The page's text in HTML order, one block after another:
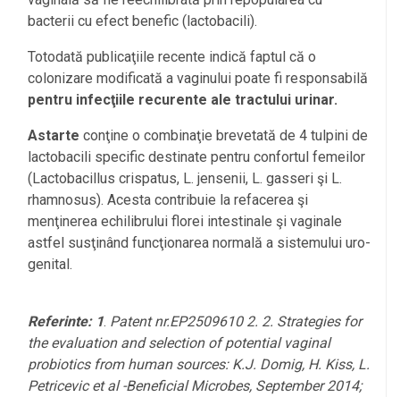
bacterii cu efect benefic (lactobacili).
Totodată publicaţiile recente indică faptul că o
colonizare modificată a vaginului poate fi responsabilă
pentru infecţiile recurente ale tractului urinar.
Astarte conţine o combinaţie brevetată de 4 tulpini de
lactobacili specific destinate pentru confortul femeilor
(Lactobacillus crispatus, L. jensenii, L. gasseri şi L.
rhamnosus). Acesta contribuie la refacerea şi
menţinerea echilibrului florei intestinale şi vaginale
astfel susţinând funcţionarea normală a sistemului uro-
genital.
Referinte: 1. Patent nr.EP2509610 2. 2. Strategies for
the evaluation and selection of potential vaginal
probiotics from human sources: K.J. Domig, H. Kiss, L.
Petricevic et al -Beneficial Microbes, September 2014;